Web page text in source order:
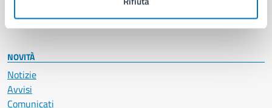
Vita lavorativa
NOVITÀ
Notizie
Avvisi
Comunicati